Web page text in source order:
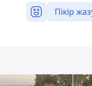
Пікір